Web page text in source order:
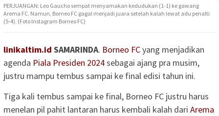
PERJUANGAN: Leo Gaucho sempat menyamakan kedudukan (1-1) ke gawang
Arema FC. Namun, Borneo FC gagal menjadi juara setelah kalah lewat adu penalti
(5-4). (Foto Instagram Borneo FC)
linikaltim.id SAMARINDA. Borneo FCyang menjadikan
agenda Piala Presiden 2024sebagai ajang pra musim,
justru mampu tembus sampai ke final edisi tahun ini.
Tiga kali tembus sampai ke final, Borneo FC justru harus
menelan pil pahit lantaran harus kembali kalah dari Arema